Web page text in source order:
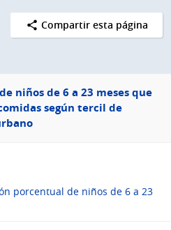
Compartir esta página
niños de 6 a 23 meses que
según tercil de
porcentual de niños de 6 a 23